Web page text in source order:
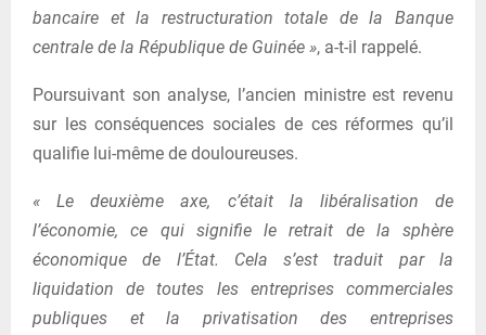
bancaire et la restructuration totale de la Banque
centrale de la République de Guinée », a-t-il rappelé.
Poursuivant son analyse, l’ancien ministre est revenu
sur les conséquences sociales de ces réformes qu’il
qualifie lui-même de douloureuses.
« Le deuxième axe, c’était la libéralisation de
l’économie, ce qui signifie le retrait de la sphère
économique de l’État. Cela s’est traduit par la
liquidation de toutes les entreprises commerciales
publiques et la privatisation des entreprises